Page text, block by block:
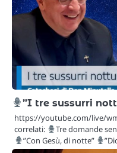
”I tre sussurri
https://youtube.com/live/
correlati:
Tre domande
”Con Gesù, di notte”